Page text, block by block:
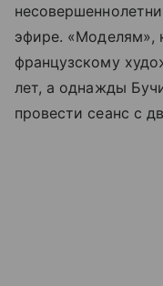
эфире. «Моделям»,
французскому
лет, а однажды
провести сеанс с